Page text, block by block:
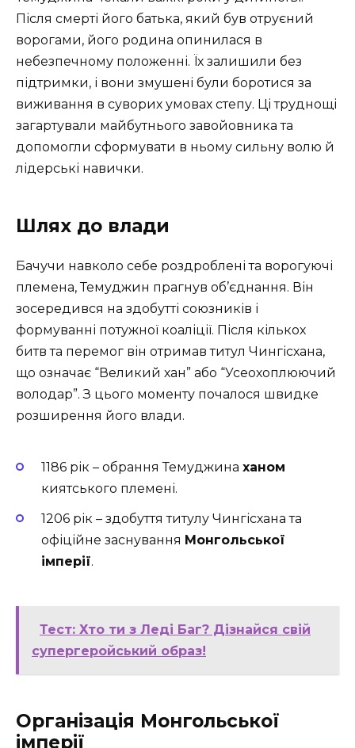
Після смерті його батька, який був отруєний
ворогами, його родина опинилася в
небезпечному положенні. Їх залишили без
підтримки, і вони змушені були боротися за
виживання в суворих умовах степу. Ці труднощі
загартували майбутнього завойовника та
допомогли сформувати в ньому сильну волю й
лідерські навички.
Шлях до влади
Бачучи навколо себе роздроблені та ворогуючі
племена, Темуджин прагнув об’єднання. Він
зосередився на здобутті союзників і
формуванні потужної коаліції. Після кількох
битв та перемог він отримав титул Чингісхана,
що означає “Великий хан” або “Усеохоплюючий
володар”. З цього моменту почалося швидке
розширення його влади.
1186 рік – обрання Темуджина ханом
киятського племені.
1206 рік – здобуття титулу Чингісхана та
офіційне заснування Монгольської
імперії.
Тест: Хто ти з Леді Баг? Дізнайся свій
супергеройський образ!
Організація Монгольської
імперії